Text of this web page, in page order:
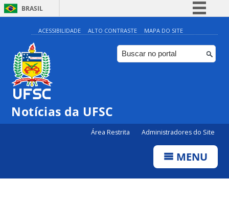
BRASIL
Simplifique!
Comunica BR
Participe
ACESSIBILIDADE ALTO CONTRASTE MAPA DO SITE
Notícias da UFSC
Área Restrita Administradores do Site
MENU